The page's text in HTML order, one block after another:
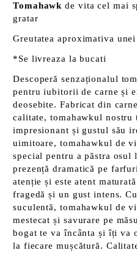
Tomahawk de vita cel mai
gratar
Greutatea aproximativa
*Se livreaza la bucati
Descoperă senzaționalul
pentru iubitorii de carne și
deosebite. Fabricat din
calitate, tomahawkul nostru
impresionant și gustul său
uimitoare, tomahawkul de
special pentru a păstra osul
prezență dramatică pe
atenție și este atent
fragedă și un gust intens.
suculentă, tomahawkul de
mestecat și savurare pe
bogat te va încânta și îți va
la fiecare mușcătură.